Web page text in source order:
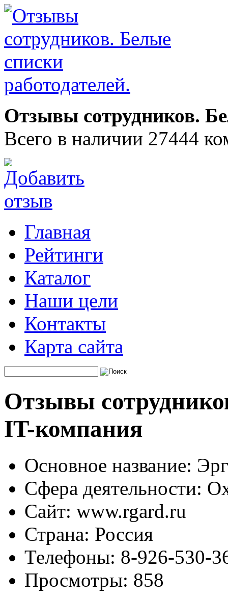
Отзывы сотрудников.
Всего в наличии 27444
Главная
Рейтинги
Каталог
Наши цели
Контакты
Карта сайта
Отзывы
IT-компания
Основное название:
Сфера деятельности:
Сайт: www.rgard.ru
Страна: Россия
Телефоны: 8-926-530-
Просмотры: 858